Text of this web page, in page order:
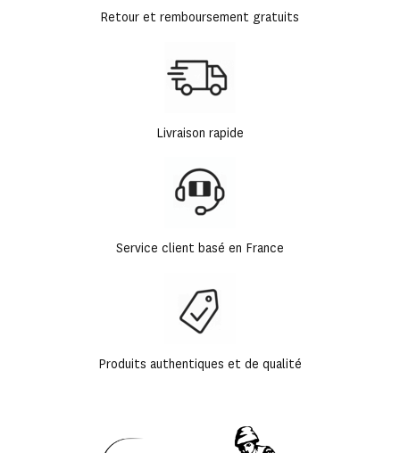
Retour et remboursement gratuits
Livraison rapide
Service client basé en France
Produits authentiques et de qualité